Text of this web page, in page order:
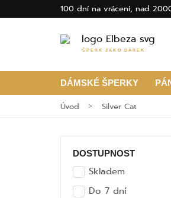
100 dní na vrácení, nad
ŠPERK JAKO DÁREK
DÁMSKÉ ŠPERKY
Úvod Silver Cat
DOSTUPNOST
Skladem
Do 7 dní